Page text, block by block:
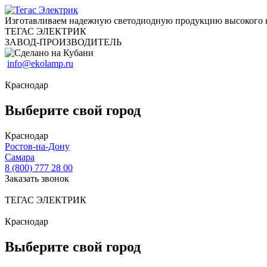
Изготавливаем надежную светодиодную продукцию высокого
ТЕГАС ЭЛЕКТРИК
ЗАВОД-ПРОИЗВОДИТЕЛЬ
info@ekolamp.ru
Краснодар
Выберите свой город
Краснодар
Ростов-на-Дону
Самара
8 (800) 777 28 00
Заказать звонок
ТЕГАС ЭЛЕКТРИК
Краснодар
Выберите свой город